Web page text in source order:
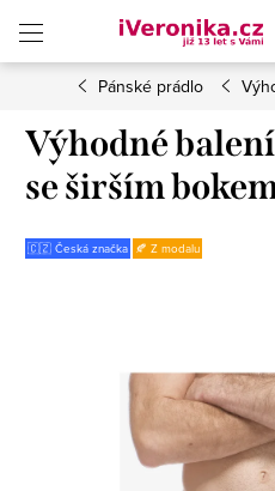
obsah
Pánské prádlo
Výhodné
se širším
🇨🇿 Česká značka 🍂 Z modalu